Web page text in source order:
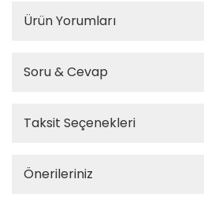
Ürün Yorumları
Soru & Cevap
Taksit Seçenekleri
Önerileriniz